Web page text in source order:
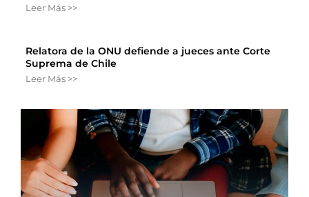
Leer Más >>
Relatora de la ONU defiende a jueces ante Corte
Suprema de Chile
Leer Más >>